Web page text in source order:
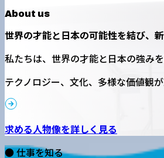
About us
世界の才能と日本の可能性を結び、
私たちは、世界の才能と日本の強み
テクノロジー、文化、多様な価値観
求める人物像を詳しく見る
● 仕事を知る